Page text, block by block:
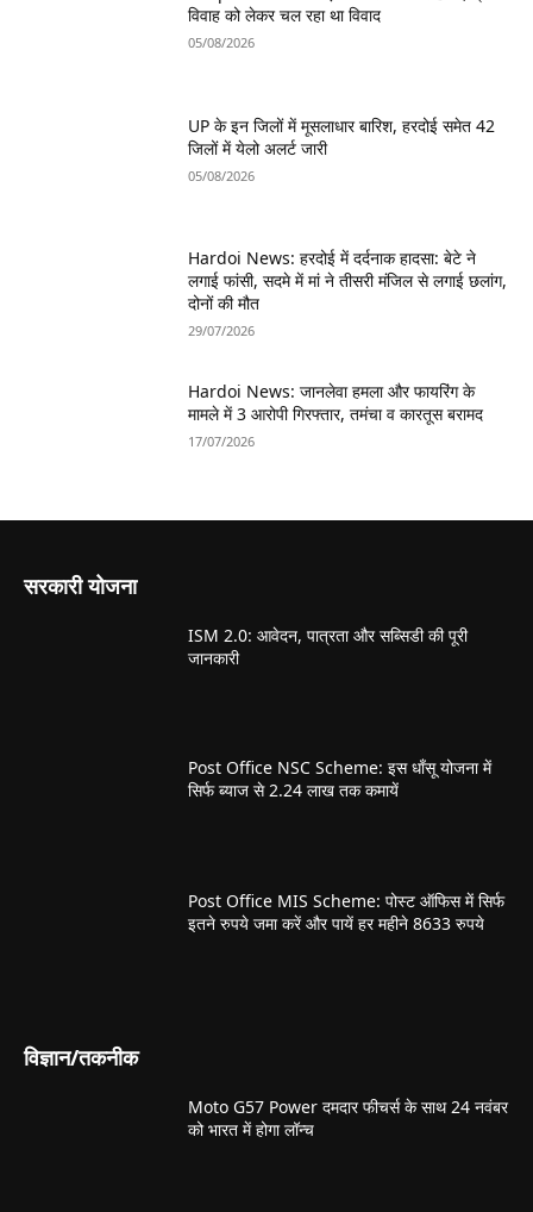
विवाह को लेकर चल रहा था विवाद
05/08/2026
UP के इन जिलों में मूसलाधार बारिश, हरदोई समेत 42
जिलों में येलो अलर्ट जारी
05/08/2026
Hardoi News: हरदोई में दर्दनाक हादसा: बेटे ने
लगाई फांसी, सदमे में मां ने तीसरी मंजिल से लगाई छलांग,
दोनों की मौत
29/07/2026
Hardoi News: जानलेवा हमला और फायरिंग के
मामले में 3 आरोपी गिरफ्तार, तमंचा व कारतूस बरामद
17/07/2026
सरकारी योजना
ISM 2.0: आवेदन, पात्रता और सब्सिडी की पूरी
जानकारी
Post Office NSC Scheme: इस धाँसू योजना में
सिर्फ ब्याज से 2.24 लाख तक कमायें
Post Office MIS Scheme: पोस्ट ऑफिस में सिर्फ
इतने रुपये जमा करें और पायें हर महीने 8633 रुपये
विज्ञान/तकनीक
Moto G57 Power दमदार फीचर्स के साथ 24 नवंबर
को भारत में होगा लॉन्च